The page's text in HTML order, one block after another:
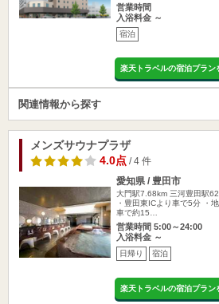
営業時間
入浴料金 ～
宿泊
楽天トラベルの宿泊プラン
関連情報から探す
メンズサウナプラザ
4.0点/ 4 件
愛知県 / 豊田市
大門駅7.68km 三河豊田駅
・豊田東ICより車で5分 ・
車で約15…
営業時間 5:00～24:00
入浴料金 ～
日帰り 宿泊
楽天トラベルの宿泊プラン